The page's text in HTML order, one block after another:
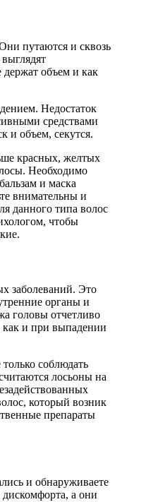
путаются и сквозь
объем и как
Недостаток
средствами
и объем, секутся.
красных, желтых
Необходимо
и маска
внимательны и
данного типа волос
чтобы
заболеваний. Это
органы и
головы отчетливо
как и при выпадении
соблюдать
лосьоны на
который возник
препараты
и обнаруживаете
а они